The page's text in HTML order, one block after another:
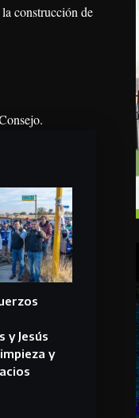
construcción de
y Jesús
y